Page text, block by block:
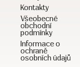
Kontakty
Všeobecné
obchodní
podmínky
Informace o
ochraně
osobních údajů